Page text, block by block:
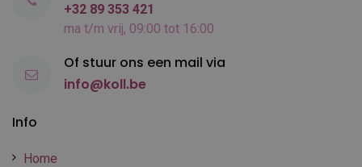
Info
Home
+32 89 353 421
ma t/m vrij, 09:00 tot 16:00
Of stuur ons een mail via
info@koll.be